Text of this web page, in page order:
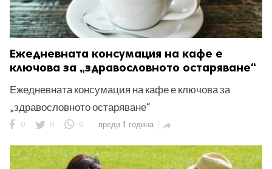
Ежедневната консумация на кафе е
ключова за „здравословното остаряване“
Ежедневната консумация на кафе е ключова за
„здравословното остаряване“
0 0 0 преди 1 година 